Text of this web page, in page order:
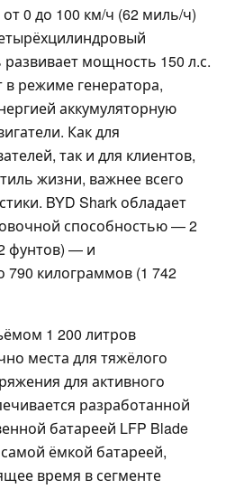
от 0 до 100 км/ч (62 миль/ч)
мощность 150 л.с.
режиме генератора,
аккумуляторную
Как для
так и для клиентов,
жизни, важнее всего
BYD Shark обладает
способностью — 2
фунтов) — и
килограммов (1 742
1 200 литров
места для тяжёлого
для активного
разработанной
батареей LFP Blade
ёмкой батареей,
время в сегменте